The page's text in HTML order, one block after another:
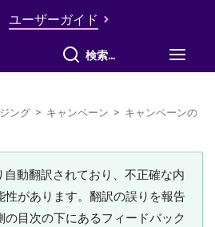
ユーザーガイド
すべて検索
ング > キャンペーン > キャンペーンの
自動翻訳されており、不正確な内
性があります。翻訳の誤りを報告
目次の下にあるフィードバック